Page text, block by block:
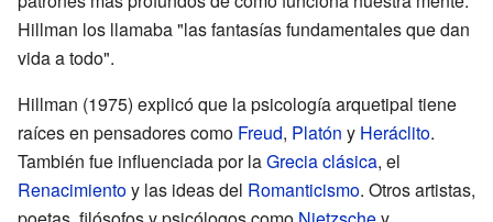
Hillman los llamaba "las fantasías fundamentales que dan
vida a todo".
Hillman (1975) explicó que la psicología arquetipal tiene
raíces en pensadores como Freud, Platón y Heráclito.
También fue influenciada por laGrecia clásica, el
Renacimientoy las ideas del Romanticismo. Otros artistas,